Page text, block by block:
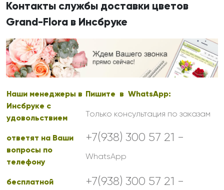
Контакты службы доставки цветов
Grand-Flora в Инсбруке
Наши менеджеры в
Инсбруке с
удовольствием
ответят на Ваши
вопросы по
телефону
бесплатной
Пишите в WhatsApp:
Только консультация по заказам
+7(938) 300 57 21 -
WhatsApp
+7(938) 300 57 21 -